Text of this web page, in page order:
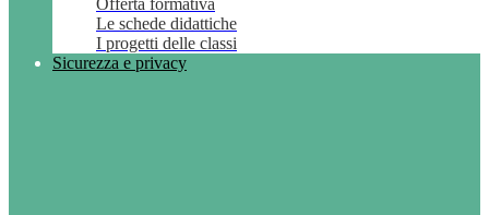
Offerta formativa
Le schede didattiche
I progetti delle classi
Sicurezza e privacy